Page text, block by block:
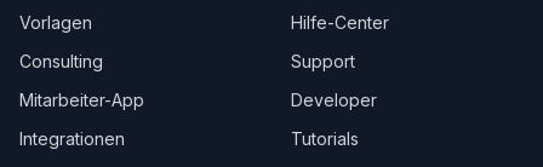
Vorlagen
Consulting
Mitarbeiter-App
Integrationen
Hilfe-Center
Support
Developer
Tutorials